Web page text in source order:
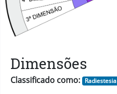
Dimensões
Classificado como: Radiestesia